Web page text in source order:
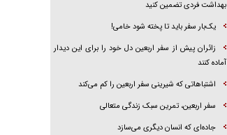
بهداشت فردی تضمین کنید
یک‌بار سفر باید تا پخته شود خامی!
زائران پیش از سفر اربعین دل خود را برای این دیدار
آماده کنند
اشتباهاتی که شیرینی سفر اربعین را کم می‌کند
سفر اربعین، تمرین سبک زندگی متعالی
جاده‌ای که انسان دیگری می‌سازد